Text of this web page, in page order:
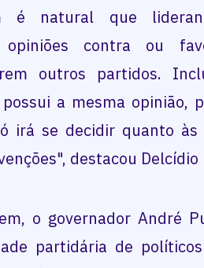
é natural que
opiniões contra ou
outros partidos.
a mesma opinião,
irá se decidir quanto às
destacou Delcídio
o governador André
partidária de